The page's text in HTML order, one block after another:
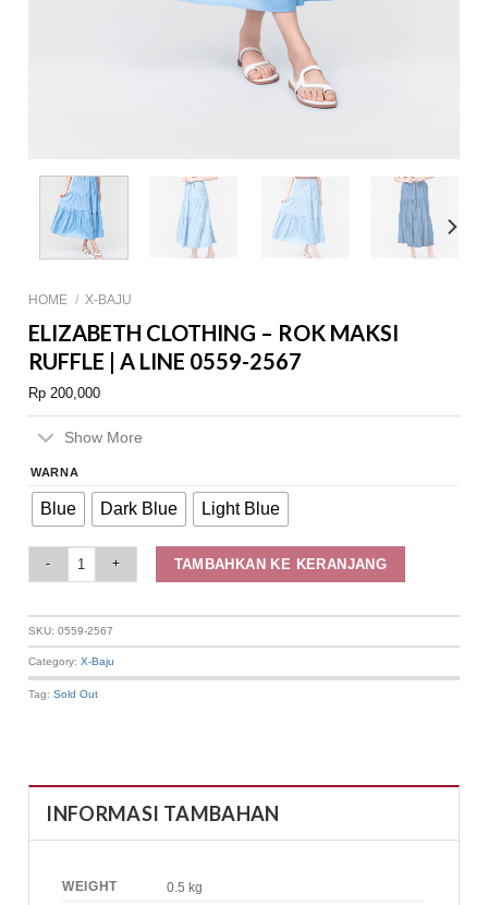
HOME / X-BAJU
ELIZABETH CLOTHING – ROK MAKSI
RUFFLE | A LINE 0559-2567
Rp 200,000
Show More
WARNA
Blue Dark Blue Light Blue
TAMBAHKAN KE KERANJANG
SKU:0559-2567
Category:X-Baju
Tag:Sold Out
INFORMASI TAMBAHAN
WEIGHT 0.5 kg